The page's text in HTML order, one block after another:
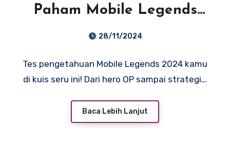
Paham Mobile Legends
2024? Ikutan Kuis Ini!
28/11/2024
Tes pengetahuan Mobile Legends 2024 kamu
di kuis seru ini! Dari hero OP sampai strategi…
Baca Lebih Lanjut